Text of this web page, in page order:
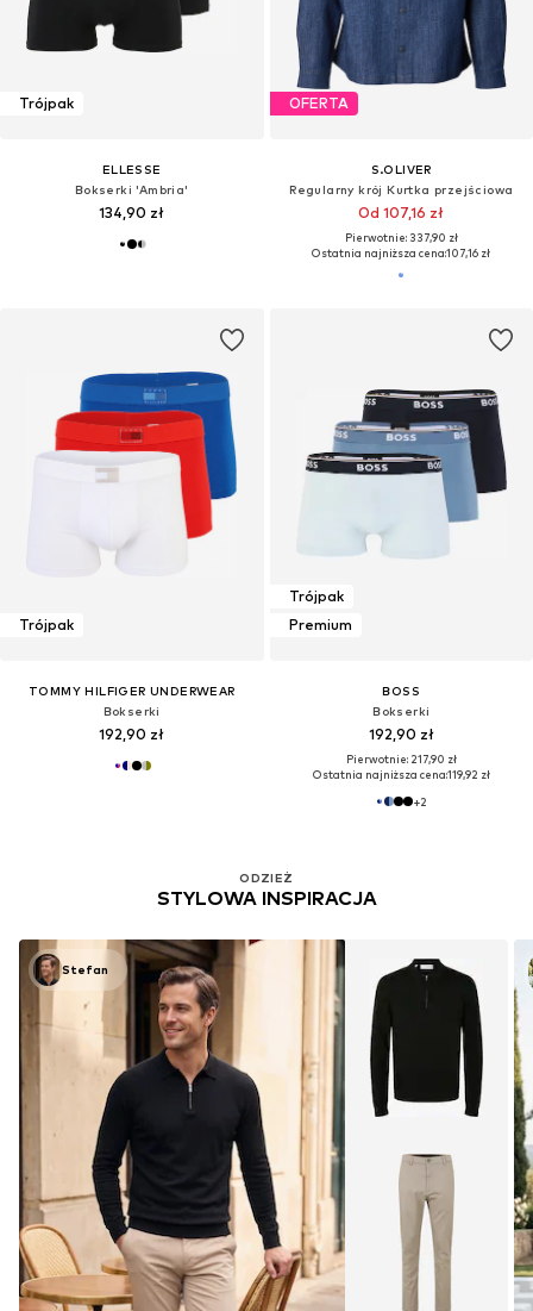
Trójpak
ELLESSE
Bokserki 'Ambria'
134,90 zł
OFERTA
S.OLIVER
Regularny krój Kurtka przejściowa
Od 107,16 zł
Pierwotnie: 337,90 zł
Ostatnia najniższa cena:107,16 zł
Trójpak
TOMMY HILFIGER UNDERWEAR
Bokserki
192,90 zł
Trójpak
Premium
BOSS
Bokserki
192,90 zł
Pierwotnie: 217,90 zł
Ostatnia najniższa cena:119,92 zł
+2
ODZIEŻ
STYLOWA INSPIRACJA
Stefan